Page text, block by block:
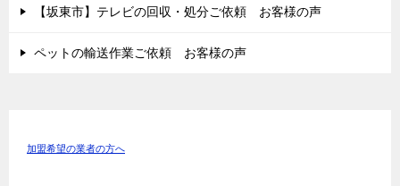
【坂東市】テレビの回収・処分ご依頼 お客様の声
ペットの輸送作業ご依頼 お客様の声
加盟希望の業者の方へ